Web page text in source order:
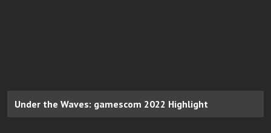
Under the Waves: gamescom 2022 Highlight